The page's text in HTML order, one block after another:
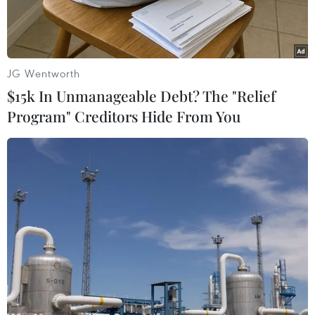
New Zealand.
Chủ tịch nước Nguyễn Xuân Phúc dự Hội nghị các nhà Lãnh
đạo kinh tế APEC lần thứ 28 được tổ chức theo hình thức trực
tuyến. (Ảnh: Thống Nhất/TTXVN)
JG Wentworth
$15k In Unmanageable Debt? The "Relief
Program" Creditors Hide From You